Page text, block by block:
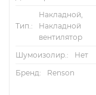
Тип.:
Накладной,
Накладной
вентилятор
Шумоизолир.:
Нет
Бренд:
Renson